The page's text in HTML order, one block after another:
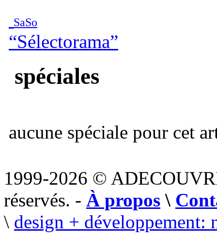
SaSo
“Sélectorama”
spéciales
aucune spéciale pour cet
1999-2026 ©
réservés. - À propos \
\ design + développement: